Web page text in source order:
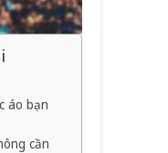
áo bạn
cần